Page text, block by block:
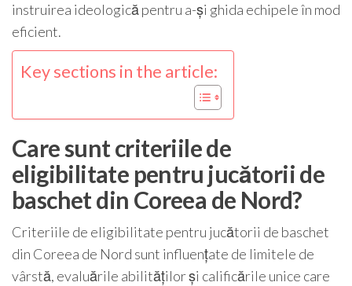
instruirea ideologică pentru a-și ghida echipele în mod
eficient.
Key sections in the article:
Care sunt criteriile de
eligibilitate pentru jucătorii de
baschet din Coreea de Nord?
Criteriile de eligibilitate pentru jucătorii de baschet
din Coreea de Nord sunt influențate de limitele de
vârstă, evaluările abilităților și calificările unice care